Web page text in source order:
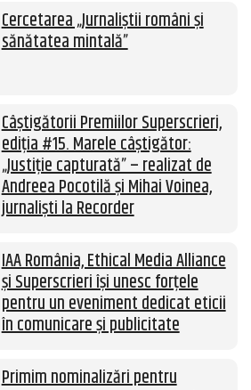
Cercetarea „Jurnaliștii români și
sănătatea mintală”
Câștigătorii Premiilor Superscrieri,
ediția #15. Marele câștigător:
„Justiție capturată” – realizat de
Andreea Pocotilă și Mihai Voinea,
jurnaliști la Recorder
IAA România, Ethical Media Alliance
și Superscrieri își unesc forțele
pentru un eveniment dedicat eticii
în comunicare și publicitate
Primim nominalizări pentru